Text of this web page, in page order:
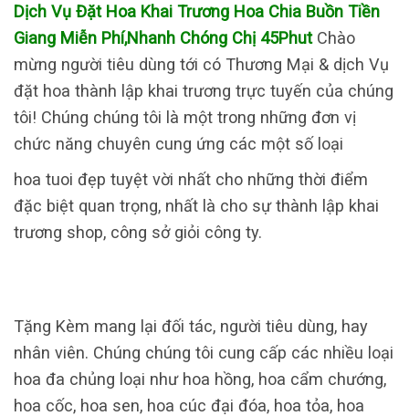
Dịch Vụ Đặt Hoa Khai Trương Hoa Chia Buồn Tiền
Giang Miễn Phí,Nhanh Chóng Chị 45Phut Chào
mừng người tiêu dùng tới có Thương Mại & dịch Vụ
đặt hoa thành lập khai trương trực tuyến của chúng
tôi! Chúng chúng tôi là một trong những đơn vị
chức năng chuyên cung ứng các một số loại
hoa tuoi đẹp tuyệt vời nhất cho những thời điểm
đặc biệt quan trọng, nhất là cho sự thành lập khai
trương shop, công sở giỏi công ty.
Tặng Kèm mang lại đối tác, người tiêu dùng, hay
nhân viên. Chúng chúng tôi cung cấp các nhiều loại
hoa đa chủng loại như hoa hồng, hoa cẩm chướng,
hoa cốc, hoa sen, hoa cúc đại đóa, hoa tỏa, hoa